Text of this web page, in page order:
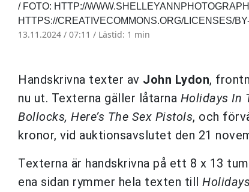
/ FOTO: HTTP://
HTTPS://CREATIVECOMMONS.ORG/LICENSES/
13.11.2024 / 07:11 / Lästid: 1 min
Handskrivna texter av John Lydon,
nu ut. Texterna gäller låtarna Holidays In
Bollocks, Here’s The Sex Pistols, och
kronor, vid auktionsavslutet den 21
Texterna är handskrivna på ett 8 x 13
ena sidan rymmer hela texten till